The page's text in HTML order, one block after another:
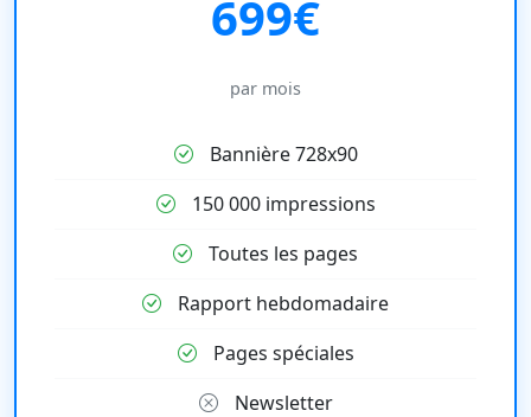
699€
par mois
Bannière 728x90
150 000 impressions
Toutes les pages
Rapport hebdomadaire
Pages spéciales
Newsletter